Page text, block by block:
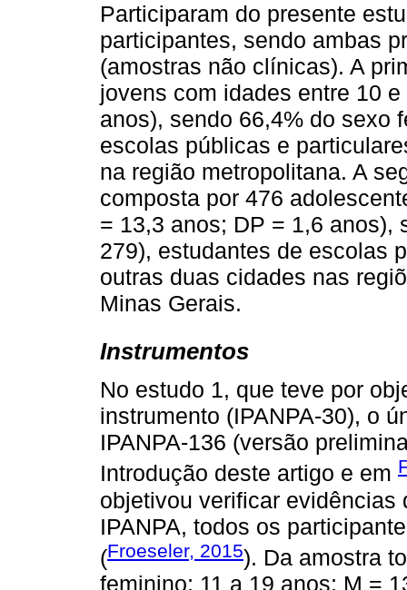
Participaram do presente
participantes, sendo ambas
(amostras não clínicas). A
jovens com idades entre 10
anos), sendo 66,4% do sexo
escolas públicas e
na região metropolitana. A
composta por 476
= 13,3 anos; DP = 1,6 anos),
279), estudantes de escolas
outras duas cidades nas
Minas Gerais.
Instrumentos
No estudo 1, que teve por
instrumento (IPANPA-30), o
IPANPA-136 (versão
Introdução deste artigo e em
objetivou verificar
IPANPA, todos os
(Froeseler, 2015). Da amostra
feminino; 11 a 19 anos; M =